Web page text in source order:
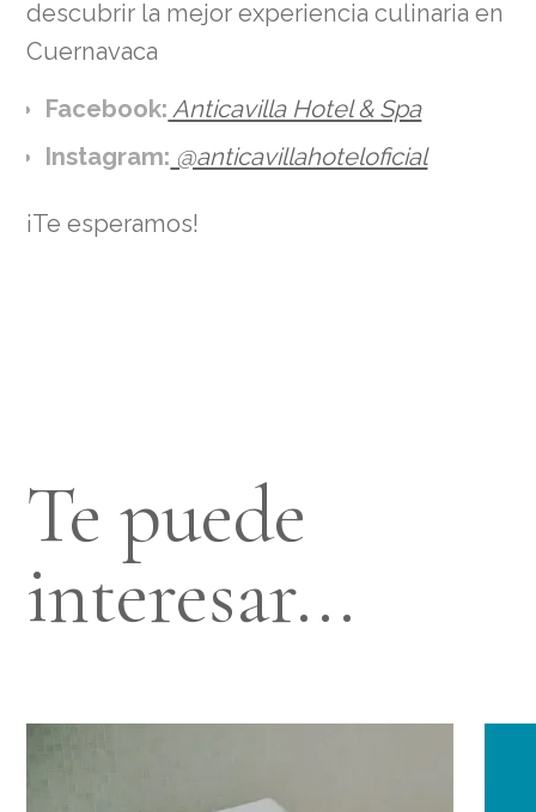
descubrir la mejor experiencia culinaria en
Cuernavaca
Facebook: Anticavilla Hotel & Spa
Instagram: @anticavillahoteloficial
¡Te esperamos!
Te puede
interesar...